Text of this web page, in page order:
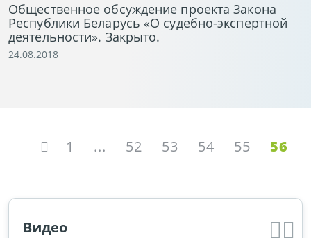
Общественное обсуждение проекта Закона
Республики Беларусь «О судебно-экспертной
деятельности». Закрыто.
24.08.2018
1 ... 52 53 54 55 56
Видео